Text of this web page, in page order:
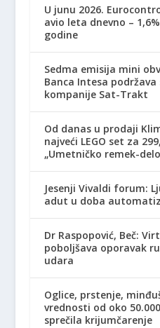
U junu 2026.
avio leta dnevno –
godine
Sedma emisija mini
Banca Intesa
kompanije Sat-Trakt
Od danas u prodaji
najveći LEGO set za
„Umetničko remek-
Jesenji Vivaldi forum:
adut u doba
Dr Raspopović, Beč:
poboljšava oporavak
udara
Oglice, prstenje,
vrednosti od oko
sprečila krijumčarenje